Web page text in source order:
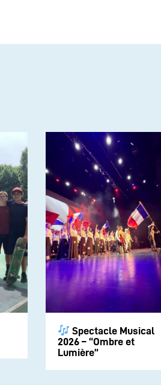
Spectacle Musical
2026 – “Ombre et
Lumière”